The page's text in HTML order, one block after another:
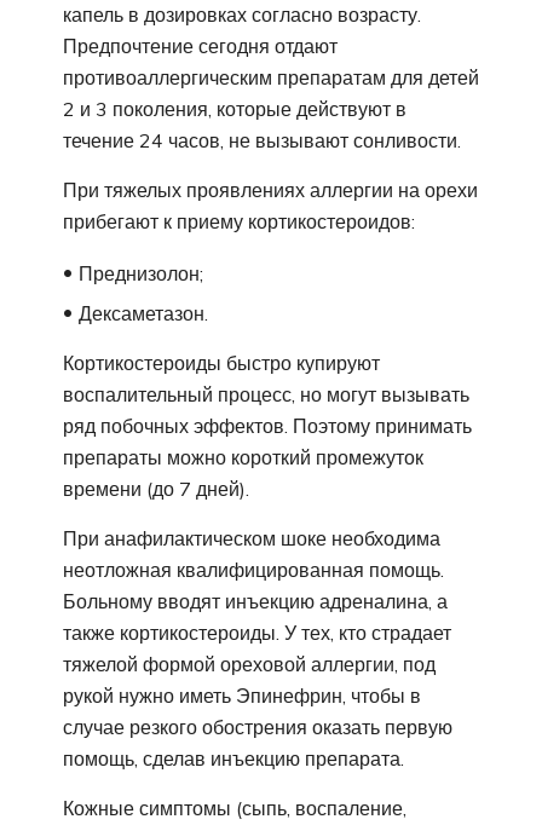
капель в дозировках согласно возрасту.
Предпочтение сегодня отдают
противоаллергическим препаратам для детей
2 и 3 поколения, которые действуют в
течение 24 часов, не вызывают сонливости.
При тяжелых проявлениях аллергии на орехи
прибегают к приему кортикостероидов:
Преднизолон;
Дексаметазон.
Кортикостероиды быстро купируют
воспалительный процесс, но могут вызывать
ряд побочных эффектов. Поэтому принимать
препараты можно короткий промежуток
времени (до 7 дней).
При анафилактическом шоке необходима
неотложная квалифицированная помощь.
Больному вводят инъекцию адреналина, а
также кортикостероиды. У тех, кто страдает
тяжелой формой ореховой аллергии, под
рукой нужно иметь Эпинефрин, чтобы в
случае резкого обострения оказать первую
помощь, сделав инъекцию препарата.
Кожные симптомы (сыпь, воспаление,